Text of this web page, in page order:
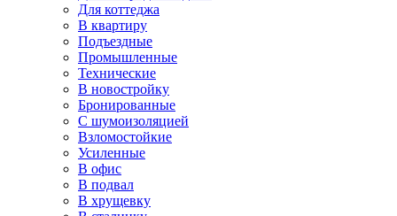
Для коттеджа
В квартиру
Подъездные
Промышленные
Технические
В новостройку
Бронированные
С шумоизоляцией
Взломостойкие
Усиленные
В офис
В подвал
В хрущевку